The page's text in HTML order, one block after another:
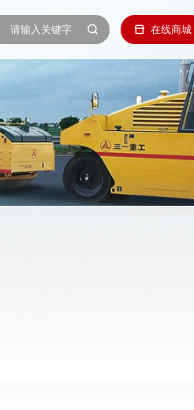
在线商城